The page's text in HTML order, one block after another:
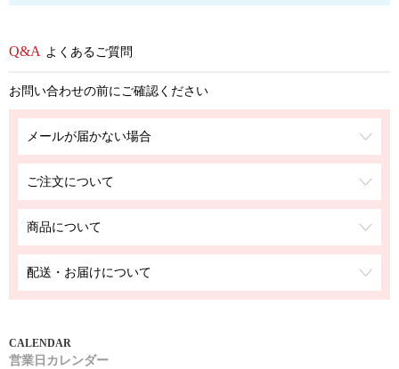
よくあるご質問
お問い合わせの前にご確認ください
メールが届かない場合
ご注文について
商品について
配送・お届けについて
営業日カレンダー